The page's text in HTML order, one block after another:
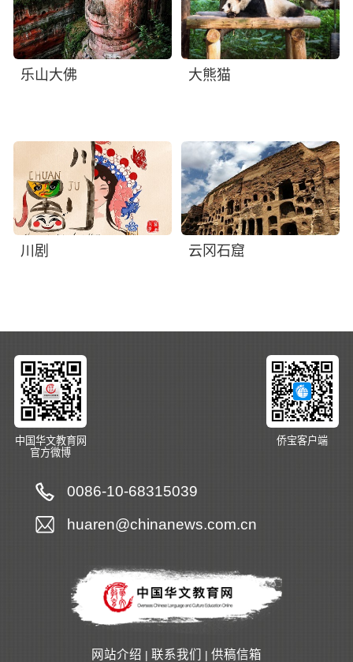
乐山大佛 大熊猫
川剧 云冈石窟
中国华文教育网
官方微博
侨宝客户端
0086-10-68315039
huaren@chinanews.com.cn
网站介绍 | 联系我们 | 供稿信箱